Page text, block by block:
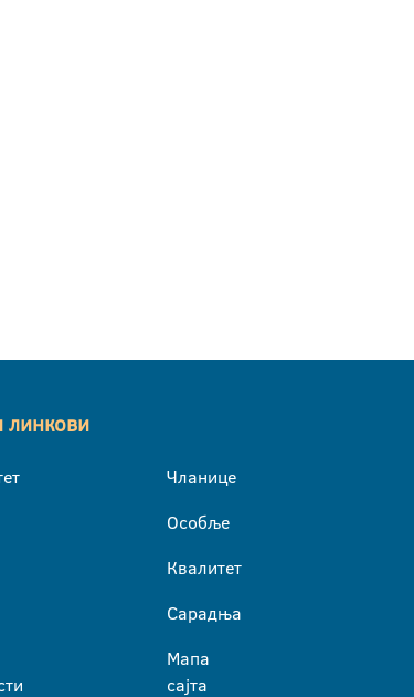
линкови
Чланице
Особље
Квалитет
Сарадња
Мапа
сајта